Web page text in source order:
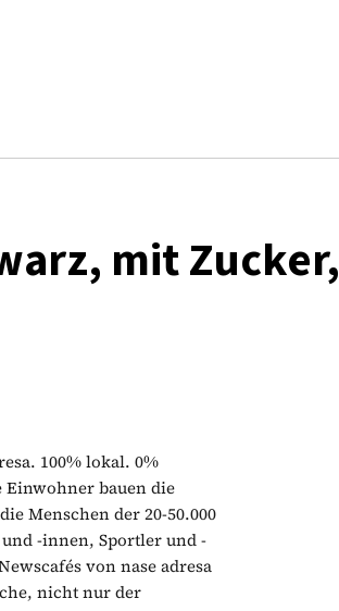
mit Zucker,
100% lokal. 0%
Einwohner bauen die
Menschen der 20-50.000
-innen, Sportler und -
von nase adresa
nicht nur der